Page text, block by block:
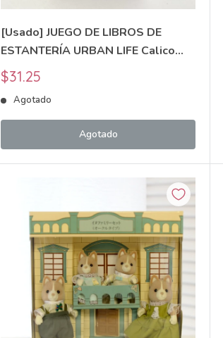
[Usado] JUEGO DE LIBROS DE
ESTANTERÍA URBAN LIFE Calico
CrItters A-03 Japón Vintage
Sylvanian Families
Precio
de
venta
$31.25
Agotado
Agotado